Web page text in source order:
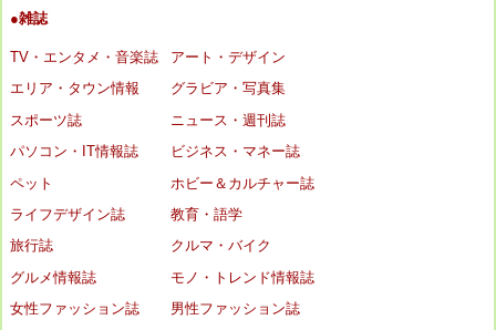
●雑誌
TV・エンタメ・音楽誌
アート・デザイン
エリア・タウン情報
グラビア・写真集
スポーツ誌
ニュース・週刊誌
パソコン・IT情報誌
ビジネス・マネー誌
ペット
ホビー＆カルチャー誌
ライフデザイン誌
教育・語学
旅行誌
クルマ・バイク
グルメ情報誌
モノ・トレンド情報誌
女性ファッション誌
男性ファッション誌